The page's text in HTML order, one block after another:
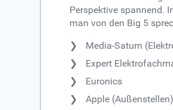
Perspektive spannend.
man von den Big 5
Media-Saturn
Expert
Euronics
Apple (Außenstellen)